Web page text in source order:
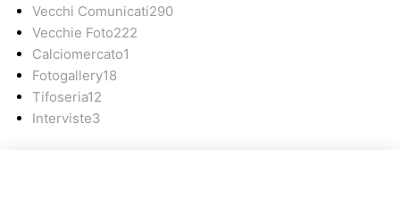
Vecchi Comunicati290
Vecchie Foto222
Calciomercato1
Fotogallery18
Tifoseria12
Interviste3